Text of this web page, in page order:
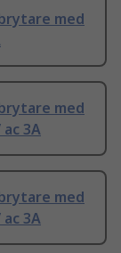
med
med
ac 3A
med
ac 3A